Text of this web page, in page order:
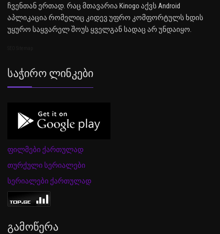
ჩვენთან ერთად. რაც მთავარია Kinogo აქვს Android
აპლიკაცია რომელიც კიდევ უფრო კომფორტულს ხდის
უყურო საყვარელ შოუს ყველგან სადაც არ უნდაიყო.
Საჭირო Ლინკები
ფილმები ქართულად
თურქული სერიალები
სერიალები ქართულად
Გამოწერა